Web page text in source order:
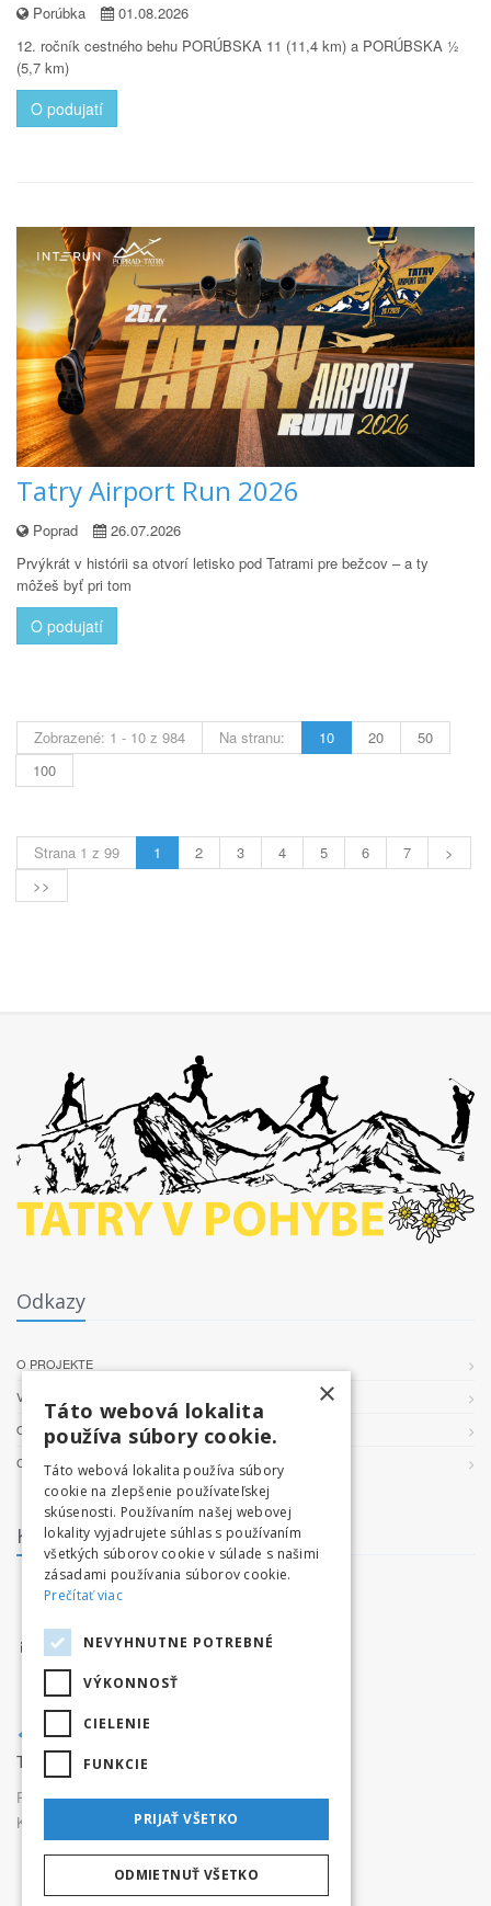
Porúbka
01.08.2026
12. ročník cestného behu PORÚBSKA 11 (11,4 km) a PORÚBSKA ½
(5,7 km)
O podujatí
Tatry Airport Run 2026
Poprad
26.07.2026
Prvýkrát v histórii sa otvorí letisko pod Tatrami pre bežcov – a ty
môžeš byť pri tom
O podujatí
Zobrazené: 1 - 10 z 984 Na stranu: 10 20
50
100
Strana 1 z 99 1 2 3 4 5 6 7
>
>>
Odkazy
O PROJEKTE
VŠEOBECNÉ PODMIENKY
OCHRANA OSOBNÝCH ÚDAJOV
COOKIES
Kontakt
facebook.com/tatryvpohybe
info@tatryvpohybe.sk
Tatryvpohybe.sk je súčasťou pretekaj.sk
Prevádzkovateľ:Originals, s.r.o.,
Karpatská 3256/15, 05801 Poprad
×
Táto webová lokalita
používa súbory cookie.
Táto webová lokalita používa súbory
cookie na zlepšenie používateľskej
skúsenosti. Používaním našej webovej
lokality vyjadrujete súhlas s používaním
všetkých súborov cookie v súlade s našimi
zásadami používania súborov cookie.
Prečítať viac
NEVYHNUTNE POTREBNÉ
VÝKONNOSŤ
CIELENIE
FUNKCIE
PRIJAŤ VŠETKO
ODMIETNUŤ VŠETKO